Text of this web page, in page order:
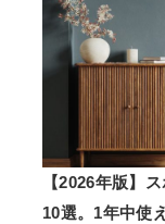
【2026年版】
10選。1年中使